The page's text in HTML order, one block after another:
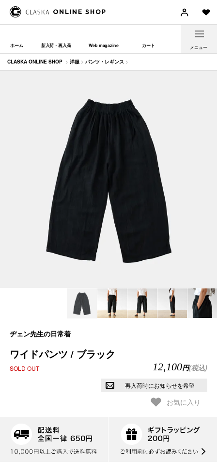
ホーム 新入荷・再入荷 Web magazine カート メニュー
CLASKA ONLINE SHOP > 洋服 > パンツ・レギンス >
ヂェン先生の日常着
ワイドパンツ / ブラック
SOLD OUT 12,100円(税込)
再入荷時にお知らせを希望
お気に入り